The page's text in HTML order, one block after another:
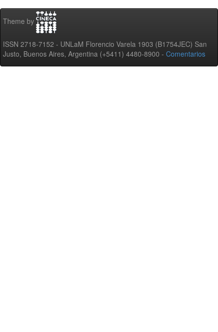
Theme by
ISSN 2718-7152 - UNLaM Florencio Varela 1903 (B1754JEC) San
Justo, Buenos Aires, Argentina (+5411) 4480-8900 - Comentarios